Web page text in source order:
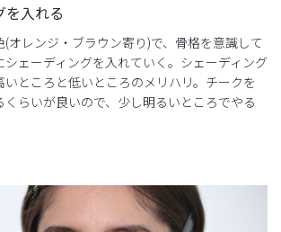
入れる
オレンジ・ブラウン寄り)で、骨格を意識して
ェーディングを入れていく。シェーディング
ところと低いところのメリハリ。チークを
くらいが良いので、少し明るいところでやる